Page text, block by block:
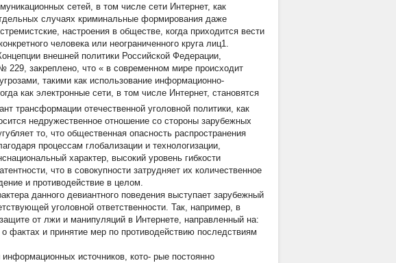
сетей, в том числе сети Интернет, как
случаях криминальные формирования даже
настроения в обществе, когда приходится вести
человека или неограниченного круга лиц1.
внешней политики Российской Федерации,
229, закреплено, что « в современном мире происходит
такими как использование информационно-
как электронные сети, в том числе Интернет, становятся
трансформации отечественной уголовной политики, как
недружественное отношение со стороны зарубежных
то, что общественная опасность распространения
процессам глобализации и технологизации,
характер, высокий уровень гибкости
что в совокупности затрудняет их количественное
и противодействие в целом.
данного девиантного поведения выступает зарубежный
уголовной ответственности. Так, например, в
от лжи и манипуляций в Интернете, направленный на:
фактах и принятие мер по противодействию последствиям
источников, кото- рые постоянно